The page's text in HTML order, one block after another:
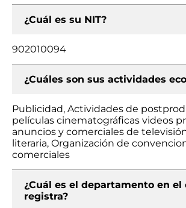
¿Cuál es su NIT?
902010094
¿Cuáles son sus actividades
Publicidad, Actividades de
películas cinematográficas videos
anuncios y comerciales de
literaria, Organización de
comerciales
¿Cuál es el departamento en el
registra?